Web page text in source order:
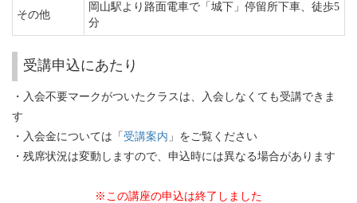
その他
岡山駅より路面電車で「城下」停留所下車、徒歩5
分
受講申込にあたり
・入会不要マークがついたクラスは、入会しなくても受講できま
す
・入会金については「 受講案内 」をご覧ください
・残席状況は変動しますので、申込時には異なる場合があります
※この講座の申込は終了しました